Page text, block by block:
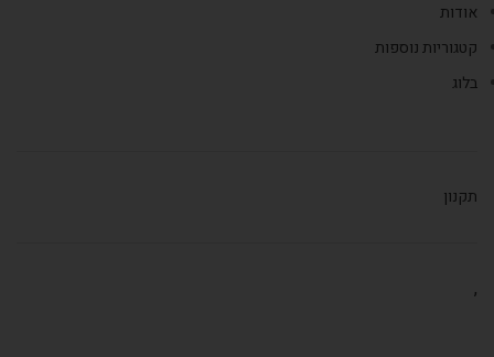
אודות
קטגוריות נוספות
בלוג
תקנון
,